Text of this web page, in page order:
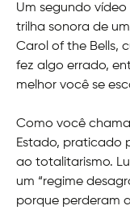
Um segundo
trilha sonora de
Carol of the Bells,
fez algo errado,
melhor você se
Como você
Estado, praticado
ao totalitarismo.
um “regime
porque perderam